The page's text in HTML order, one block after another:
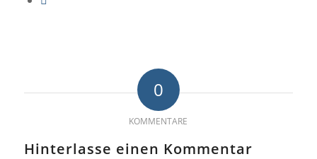
0
KOMMENTARE
Hinterlasse einen Kommentar